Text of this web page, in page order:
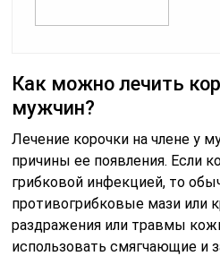
Как можно лечить
мужчин?
Лечение корочки на члене у
причины ее появления. Если
грибковой инфекцией, то
противогрибковые мази или
раздражения или травмы
использовать смягчающие